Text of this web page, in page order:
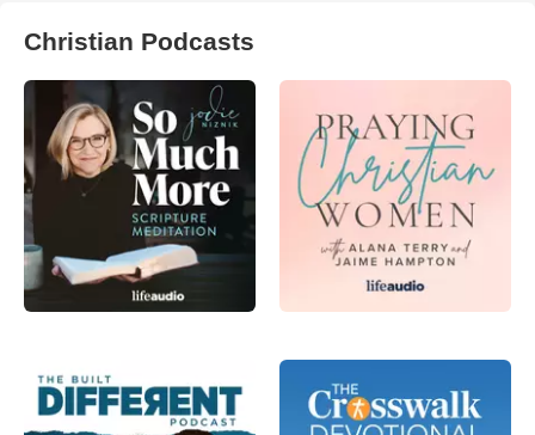
Christian Podcasts